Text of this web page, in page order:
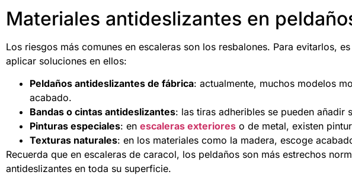
Materiales antideslizantes en
Los riesgos más comunes en escaleras son los resbalones. Para evitarlos,
aplicar soluciones en ellos:
Peldaños antideslizantes de fábrica: actualmente, muchos modelos
acabado.
Bandas o cintas antideslizantes: las tiras adheribles se pueden
Pinturas especiales: en escaleras exteriores o de metal, existen
Texturas naturales: en los materiales como la madera, escoge
Recuerda que en escaleras de caracol, los peldaños son más estrechos
antideslizantes en toda su superficie.